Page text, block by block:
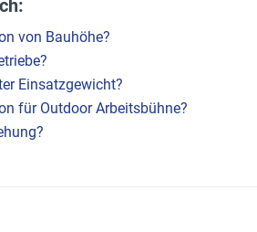
von Bauhöhe?
Einsatzgewicht?
für Outdoor Arbeitsbühne?